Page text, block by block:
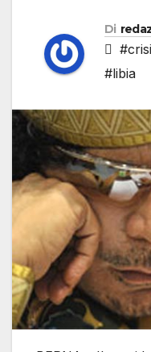
Di
#libia